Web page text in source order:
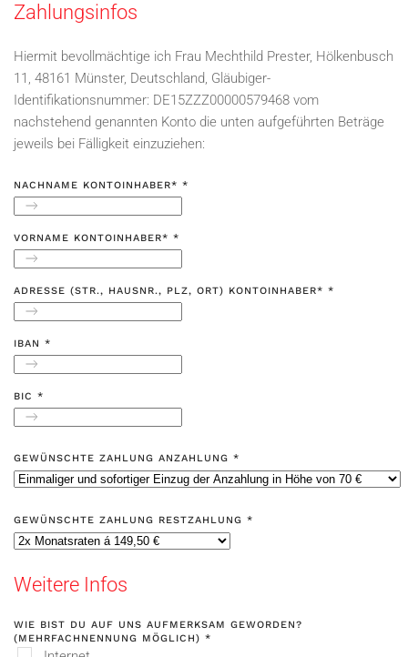
Zahlungsinfos
Hiermit bevollmächtige ich Frau Mechthild Prester, Hölkenbusch
11, 48161 Münster, Deutschland, Gläubiger-
Identifikationsnummer: DE15ZZZ00000579468 vom
nachstehend genannten Konto die unten aufgeführten Beträge
jeweils bei Fälligkeit einzuziehen:
NACHNAME KONTOINHABER* *
VORNAME KONTOINHABER* *
ADRESSE (STR., HAUSNR., PLZ, ORT) KONTOINHABER* *
IBAN *
BIC *
GEWÜNSCHTE ZAHLUNG ANZAHLUNG *
GEWÜNSCHTE ZAHLUNG RESTZAHLUNG *
Weitere Infos
WIE BIST DU AUF UNS AUFMERKSAM GEWORDEN?
(MEHRFACHNENNUNG MÖGLICH) *